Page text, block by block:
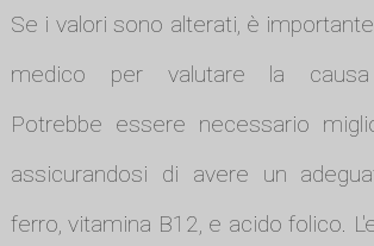
Se i valori sono alterati, è
medico per valutare la causa
Potrebbe essere necessario
assicurandosi di avere un
ferro, vitamina B12, e acido folico.